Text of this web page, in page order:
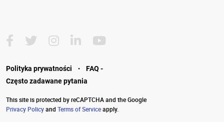
Polityka prywatności ·
FAQ -
Często zadawane pytania
This site is protected by reCAPTCHA and the Google
Privacy Policyand Terms of Serviceapply.